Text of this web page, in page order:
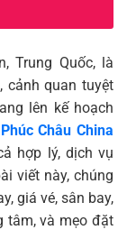
Trung Quốc, là
cảnh quan tuyệt
lên kế hoạch
Châu China
hợp lý, dịch vụ
viết này, chúng
giá vé, sân bay,
tâm, và mẹo đặt